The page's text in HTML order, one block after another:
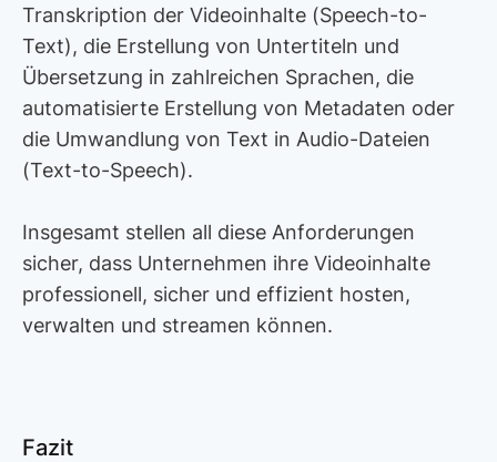
Transkription der Videoinhalte (Speech-to-
Text), die Erstellung von Untertiteln und
Übersetzung in zahlreichen Sprachen, die
automatisierte Erstellung von Metadaten oder
die Umwandlung von Text in Audio-Dateien
(Text-to-Speech).
Insgesamt stellen all diese Anforderungen
sicher, dass Unternehmen ihre Videoinhalte
professionell, sicher und effizient hosten,
verwalten und streamen können.
Fazit